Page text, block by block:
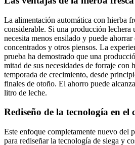
La alimentación automática con hierba
considerable. Si una producción lechera
necesita menos ensilado y puede
concentrados y otros piensos. La
prueba ha demostrado que una
mitad de sus necesidades de forraje con
temporada de crecimiento, desde
finales de otoño. El ahorro puede
litro de leche.
Rediseño de la tecnología en el
Este enfoque completamente nuevo del
para rediseñar la tecnología de siega y